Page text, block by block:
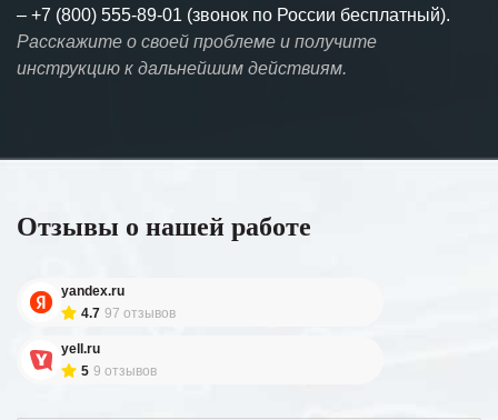
– +7 (800) 555-89-01 (звонок по России бесплатный).
Расскажите о своей проблеме и получите
инструкцию к дальнейшим действиям.
Отзывы о нашей работе
yandex.ru
4.7 97 отзывов
yell.ru
5 9 отзывов